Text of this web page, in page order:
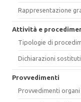
Rappresentazione
Attività e
Tipologie di
Dichiarazioni
Provvedimenti
Provvedimenti